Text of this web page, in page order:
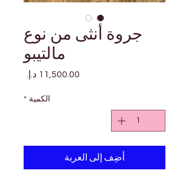
جروة أنثى من نوع
مالتيبو
الكمية *
أضِف إلى العربة